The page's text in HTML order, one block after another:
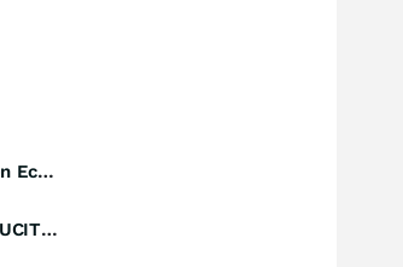
VanEck Vectors Hydrogen Economy UCITS ETF A USD
iShares Gold Producers UCITS ETF